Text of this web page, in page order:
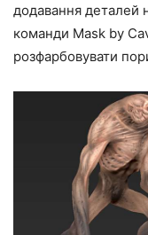
додавання деталей
команди Mask by
розфарбовувати